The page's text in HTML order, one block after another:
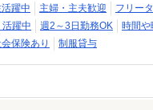
躍中 主婦・主夫歓迎 フリー
躍中 週2～3日勤務OK 時間や
保険あり 制服貸与